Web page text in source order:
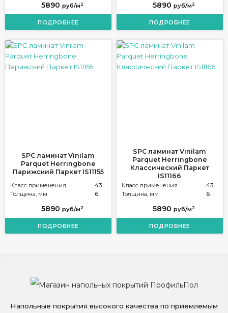
5890 руб/м 2
ПОДРОБНЕЕ
5890 руб/м 2
ПОДРОБНЕЕ
SPC ламинат Vinilam
Parquet Herringbone
Парижский Паркет IS11155
Класс применения
43
Толщина, мм
6
5890 руб/м 2
ПОДРОБНЕЕ
SPC ламинат Vinilam
Parquet Herringbone
Классический Паркет
IS11166
Класс применения
43
Толщина, мм
6
5890 руб/м 2
ПОДРОБНЕЕ
Напольные покрытия высокого качества по приемлемым